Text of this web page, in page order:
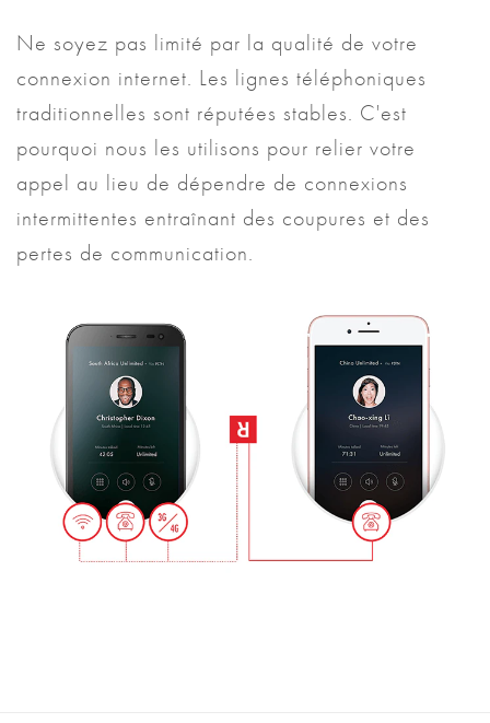
Ne soyez pas limité par la qualité de votre
connexion internet. Les lignes téléphoniques
traditionnelles sont réputées stables. C'est
pourquoi nous les utilisons pour relier votre
appel au lieu de dépendre de connexions
intermittentes entraînant des coupures et des
pertes de communication.